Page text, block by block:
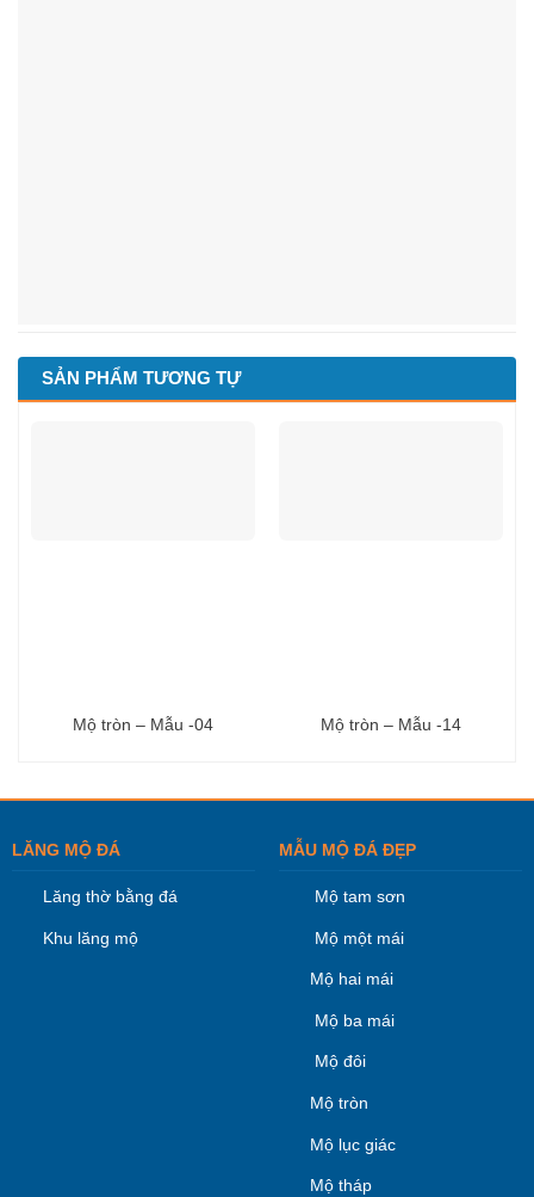
SẢN PHẨM TƯƠNG TỰ
Mộ tròn – Mẫu -04 Mộ tròn – Mẫu -14
LĂNG MỘ ĐÁ
Lăng thờ bằng đá
Khu lăng mộ
MẪU MỘ ĐÁ ĐẸP
Mộ tam sơn
Mộ một mái
Mộ hai mái
Mộ ba mái
Mộ đôi
Mộ tròn
Mộ lục giác
Mộ tháp